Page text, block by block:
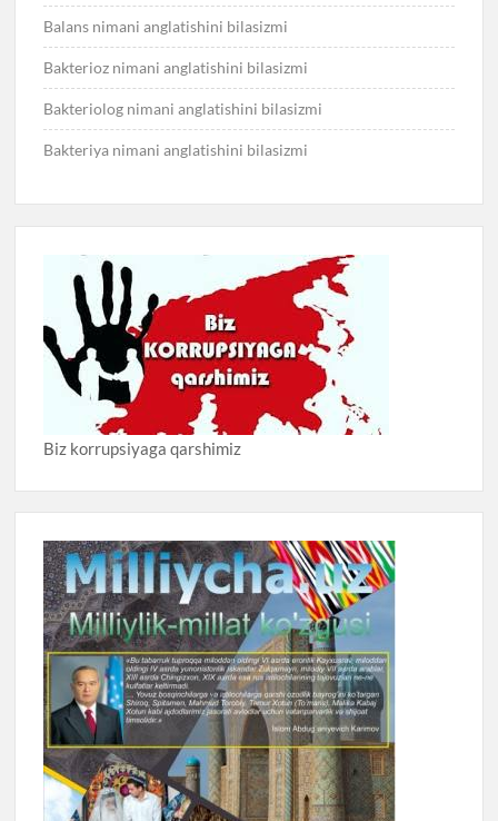
Balans nimani anglatishini bilasizmi
Bakterioz nimani anglatishini bilasizmi
Bakteriolog nimani anglatishini bilasizmi
Bakteriya nimani anglatishini bilasizmi
Biz korrupsiyaga qarshimiz